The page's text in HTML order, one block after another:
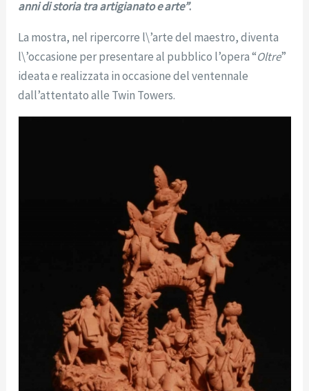
anni di storia tra artigianato e arte”.
La mostra, nel ripercorre l\’arte del maestro, diventa
l\’occasione per presentare al pubblico l’opera “Oltre”
ideata e realizzata in occasione del ventennale
dall’attentato alle Twin Towers.